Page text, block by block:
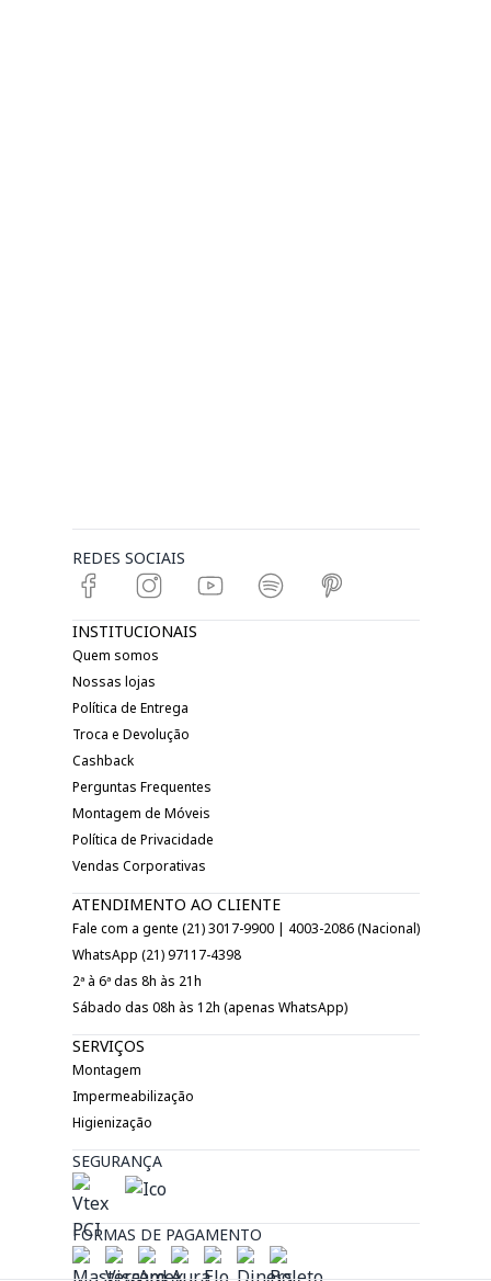
REDES SOCIAIS
INSTITUCIONAIS
Quem somos
Nossas lojas
Política de Entrega
Troca e Devolução
Cashback
Perguntas Frequentes
Montagem de Móveis
Política de Privacidade
Vendas Corporativas
ATENDIMENTO AO CLIENTE
Fale com a gente (21) 3017-9900 | 4003-2086 (Nacional)
WhatsApp (21) 97117-4398
2ª à 6ª das 8h às 21h
Sábado das 08h às 12h (apenas WhatsApp)
SERVIÇOS
Montagem
Impermeabilização
Higienização
SEGURANÇA
FORMAS DE PAGAMENTO